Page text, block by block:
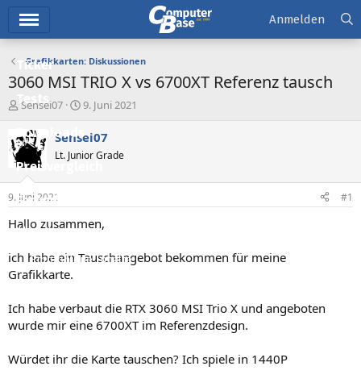
Ticker
Tests
Downloads
Preisvergleich
Forum
Aktuelles
Empfohlene Inhalte
Neueste Aktivitäten
Anmelden
Grafikkarten: Diskussionen
3060 MSI TRIO X vs 6700XT Referenz tausch
E
s
t
e
e
r
Sensei07
E
s
t
e
t
a
9. Juni 2021
Sensei07
Lt. Junior Grade
9. Juni 2021 #1
Hallo zusammen,
ich habe ein Tauschangebot bekommen für meine
Grafikkarte.
Ich habe verbaut die RTX 3060 MSI Trio X und angeboten
wurde mir eine 6700XT im Referenzdesign.
Würdet ihr die Karte tauschen? Ich spiele in 1440P